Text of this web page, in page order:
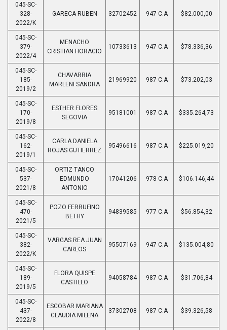
045-SC-
328-
2022/K
GARECA RUBEN 32702452 947 C.A $82.000,00
045-SC-
379-
2022/4
MENACHO
CRISTIAN HORACIO
10733613 947 C.A $78.336,36
045-SC-
185-
2019/2
CHAVARRIA
MARLENI SANDRA
21969920 987 C.A $73.202,03
045-SC-
170-
2019/8
ESTHER FLORES
SEGOVIA
95181001 987 C.A $335.264,73
045-SC-
162-
2019/1
CARLA DANIELA
ROJAS GUTIERREZ
95496616 987 C.A $225.019,20
045-SC-
537-
2021/8
ORTIZ TANCO
EDMUNDO
ANTONIO
17041206 978 C.A $106.146,44
045-SC-
470-
2021/5
POZO FERRUFINO
BETHY
94839585 977 C.A $56.854,32
045-SC-
382-
2022/K
VARGAS REA JUAN
CARLOS
95507169 947 C.A $135.004,80
045-SC-
189-
2019/5
FLORA QUISPE
CASTILLO
94058784 987 C.A $31.706,84
045-SC-
437-
2022/8
ESCOBAR MARIANA
CLAUDIA MILENA
37302708 987 C.A $39.326,58